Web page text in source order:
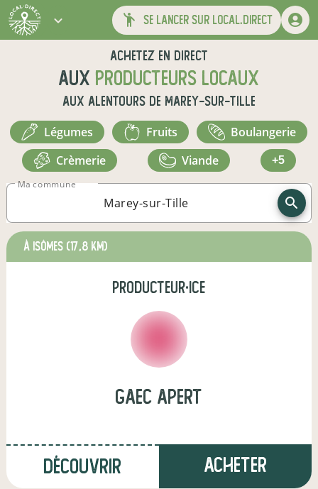
se lancer sur local.direct
Achetez en direct
aux producteurs locaux
aux alentours de Marey-sur-Tille
légumes fruits
boulangerie
crèmerie
viande +5
Ma commune
à Isômes (17,8 km)
producteur·ice
gaec apert
Découvrir Acheter